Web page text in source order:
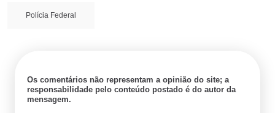
Polícia Federal
Os comentários não representam a opinião do site; a
responsabilidade pelo conteúdo postado é do autor da
mensagem.